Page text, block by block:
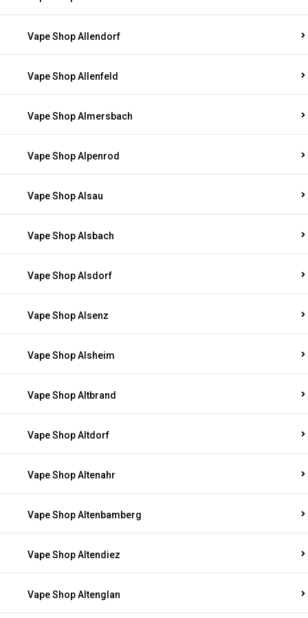
Vape Shop Allendorf
Vape Shop Allenfeld
Vape Shop Almersbach
Vape Shop Alpenrod
Vape Shop Alsau
Vape Shop Alsbach
Vape Shop Alsdorf
Vape Shop Alsenz
Vape Shop Alsheim
Vape Shop Altbrand
Vape Shop Altdorf
Vape Shop Altenahr
Vape Shop Altenbamberg
Vape Shop Altendiez
Vape Shop Altenglan